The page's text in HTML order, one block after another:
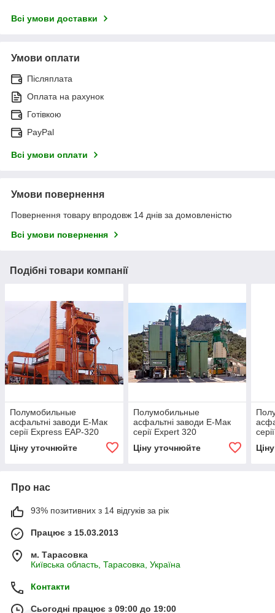
Всі умови доставки
Умови оплати
Післяплата
Оплата на рахунок
Готівкою
PayPal
Всі умови оплати
Умови повернення
Повернення товару впродовж 14 днів за домовленістю
Всі умови повернення
Подібні товари компанії
Полумобильные
асфальтні заводи Е-Мак
серії Express EAP-320
Ціну уточнюйте
Полумобильные
асфальтні заводи Е-Мак
серії Expert 320
Ціну уточнюйте
Про нас
93% позитивних з 14 відгуків за рік
Працює з 15.03.2013
м. Тарасовка
Київська область, Тарасовка, Україна
Контакти
Сьогодні працює з 09:00 до 19:00